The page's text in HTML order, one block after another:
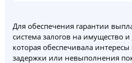
Для обеспечения гарантии
система залогов на имущество
которая обеспечивала
задержки или невыполнения